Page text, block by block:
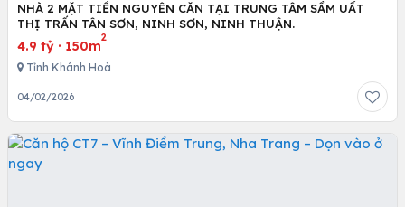
NHÀ 2 MẶT TIỀN NGUYÊN CĂN TẠI TRUNG TÂM SẦM UẤT
THỊ TRẤN TÂN SƠN, NINH SƠN, NINH THUẬN.
4.9 tỷ · 150m
2
Tỉnh Khánh Hoà
04/02/2026